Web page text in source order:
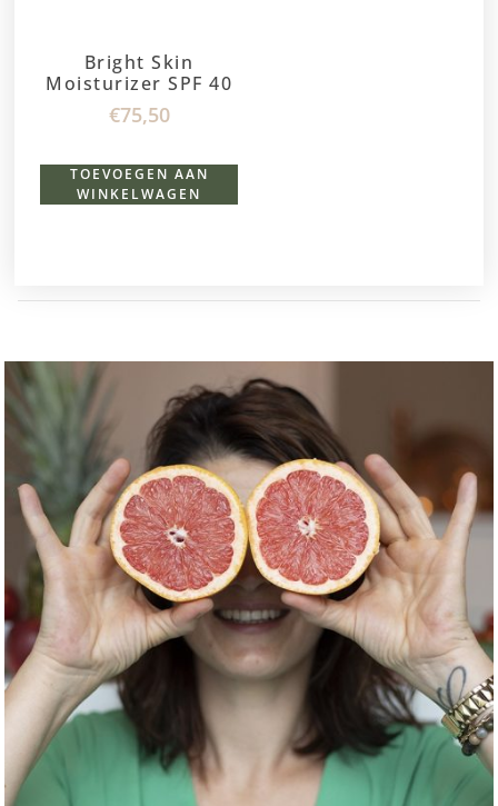
Bright Skin
Moisturizer SPF 40
€75,50
TOEVOEGEN AAN
WINKELWAGEN